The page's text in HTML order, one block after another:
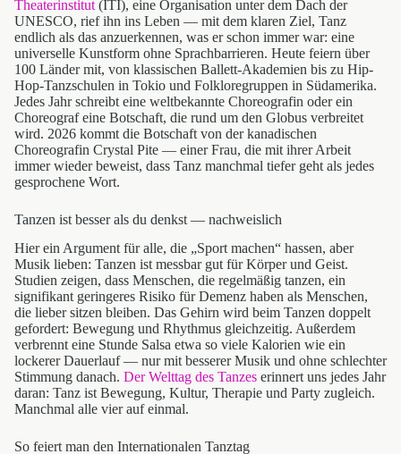
Theaterinstitut (ITI), eine Organisation unter dem Dach der
UNESCO, rief ihn ins Leben — mit dem klaren Ziel, Tanz
endlich als das anzuerkennen, was er schon immer war: eine
universelle Kunstform ohne Sprachbarrieren. Heute feiern über
100 Länder mit, von klassischen Ballett-Akademien bis zu Hip-
Hop-Tanzschulen in Tokio und Folkloregruppen in Südamerika.
Jedes Jahr schreibt eine weltbekannte Choreografin oder ein
Choreograf eine Botschaft, die rund um den Globus verbreitet
wird. 2026 kommt die Botschaft von der kanadischen
Choreografin Crystal Pite — einer Frau, die mit ihrer Arbeit
immer wieder beweist, dass Tanz manchmal tiefer geht als jedes
gesprochene Wort.
Tanzen ist besser als du denkst — nachweislich
Hier ein Argument für alle, die „Sport machen“ hassen, aber
Musik lieben: Tanzen ist messbar gut für Körper und Geist.
Studien zeigen, dass Menschen, die regelmäßig tanzen, ein
signifikant geringeres Risiko für Demenz haben als Menschen,
die lieber sitzen bleiben. Das Gehirn wird beim Tanzen doppelt
gefordert: Bewegung und Rhythmus gleichzeitig. Außerdem
verbrennt eine Stunde Salsa etwa so viele Kalorien wie ein
lockerer Dauerlauf — nur mit besserer Musik und ohne schlechter
Stimmung danach. Der Welttag des Tanzes erinnert uns jedes Jahr
daran: Tanz ist Bewegung, Kultur, Therapie und Party zugleich.
Manchmal alle vier auf einmal.
So feiert man den Internationalen Tanztag